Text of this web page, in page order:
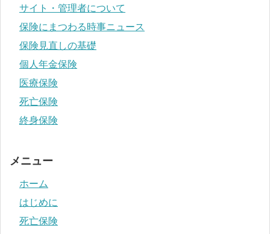
サイト・管理者について
保険にまつわる時事ニュース
保険見直しの基礎
個人年金保険
医療保険
死亡保険
終身保険
メニュー
ホーム
はじめに
死亡保険